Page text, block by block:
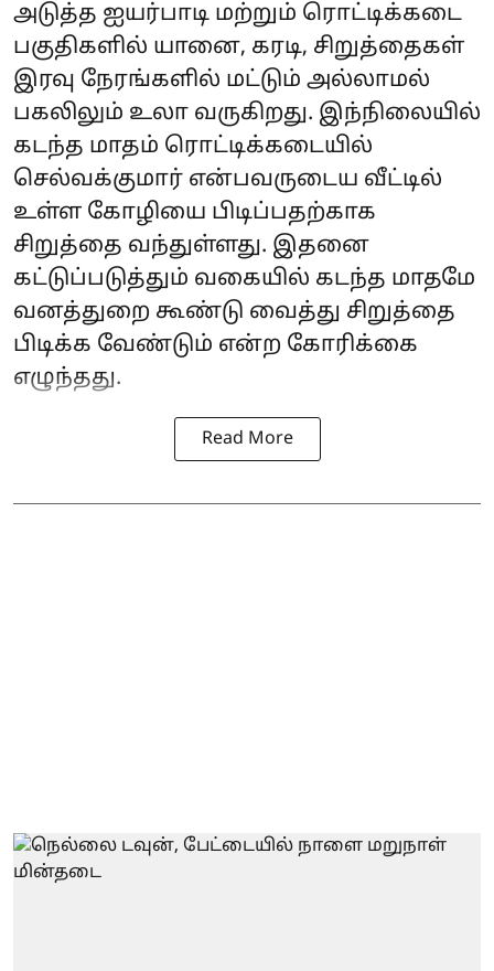
அடுத்த ஐயர்பாடி மற்றும் ரொட்டிக்கடை
பகுதிகளில் யானை, கரடி, சிறுத்தைகள்
இரவு நேரங்களில் மட்டும் அல்லாமல்
பகலிலும் உலா வருகிறது. இந்நிலையில்
கடந்த மாதம் ரொட்டிக்கடையில்
செல்வக்குமார் என்பவருடைய வீட்டில்
உள்ள கோழியை பிடிப்பதற்காக
சிறுத்தை வந்துள்ளது. இதனை
கட்டுப்படுத்தும் வகையில் கடந்த மாதமே
வனத்துறை கூண்டு வைத்து சிறுத்தை
பிடிக்க வேண்டும் என்ற கோரிக்கை
எழுந்தது.
Read More